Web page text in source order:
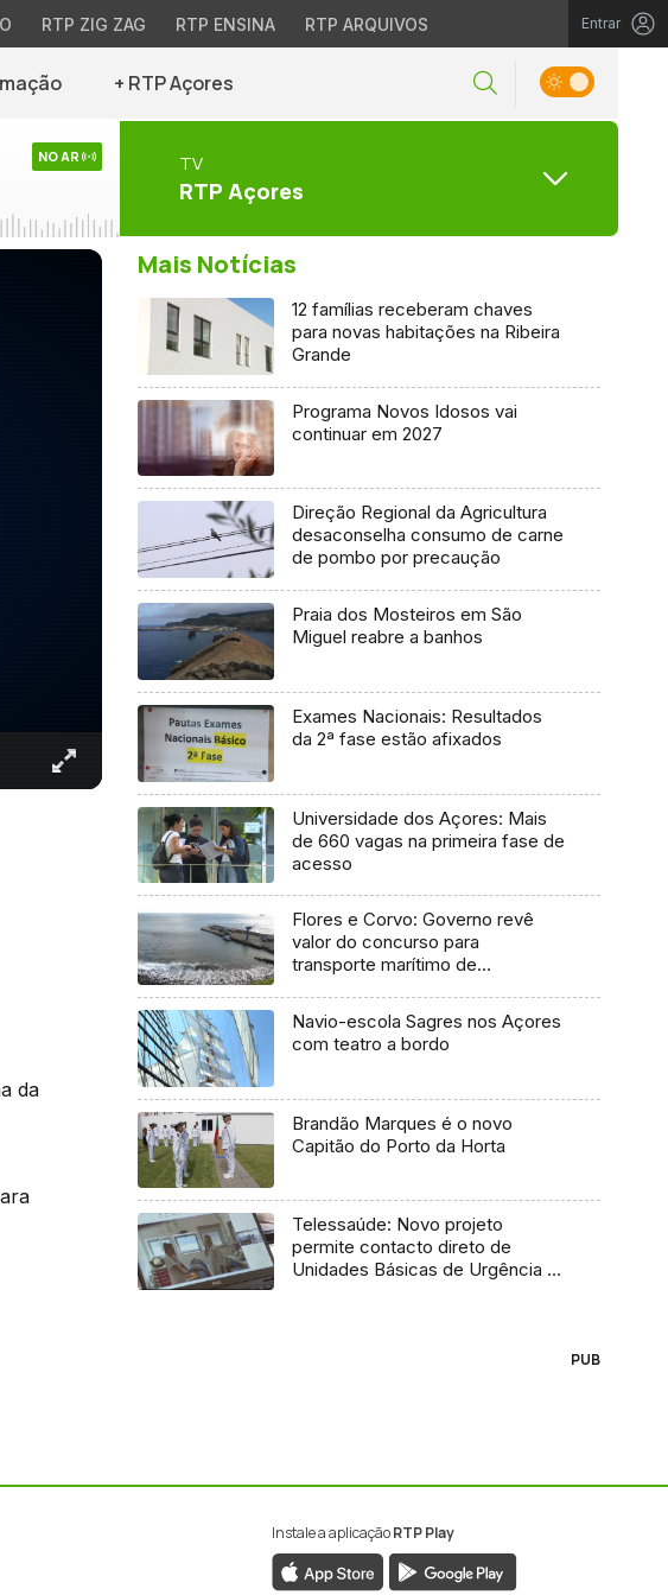
RTP ZIG ZAG RTP ENSINA RTP ARQUIVOS Entrar
+ RTP Açores
NO AR TV
RTP Açores
da
Mais Notícias
12 famílias receberam chaves
para novas habitações na Ribeira
Grande
Programa Novos Idosos vai
continuar em 2027
Direção Regional da Agricultura
desaconselha consumo de carne
de pombo por precaução
Praia dos Mosteiros em São
Miguel reabre a banhos
Exames Nacionais: Resultados
da 2ª fase estão afixados
Universidade dos Açores: Mais
de 660 vagas na primeira fase de
acesso
Flores e Corvo: Governo revê
valor do concurso para
transporte marítimo de
Navio-escola Sagres nos Açores
com teatro a bordo
Brandão Marques é o novo
Capitão do Porto da Horta
Telessaúde: Novo projeto
permite contacto direto de
Unidades Básicas de Urgência e
PUB
Instale a aplicaçãoRTP Play